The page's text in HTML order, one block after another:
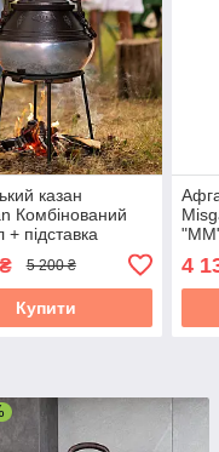
казан
Комбінований
підставка
5 200 ₴
Купити
"ММ"
4